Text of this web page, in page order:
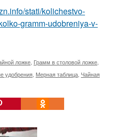
stati/kolichestvo-
gramm-udobreniya-v-
ложке Грамм в столовой ложке
удобрения Мерная таблица Чайная